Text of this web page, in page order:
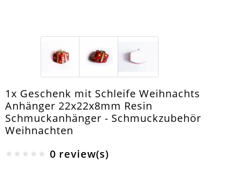
1x Geschenk mit Schleife Weihnachts
Anhänger 22x22x8mm Resin
Schmuckanhänger - Schmuckzubehör
Weihnachten
0 review(s)